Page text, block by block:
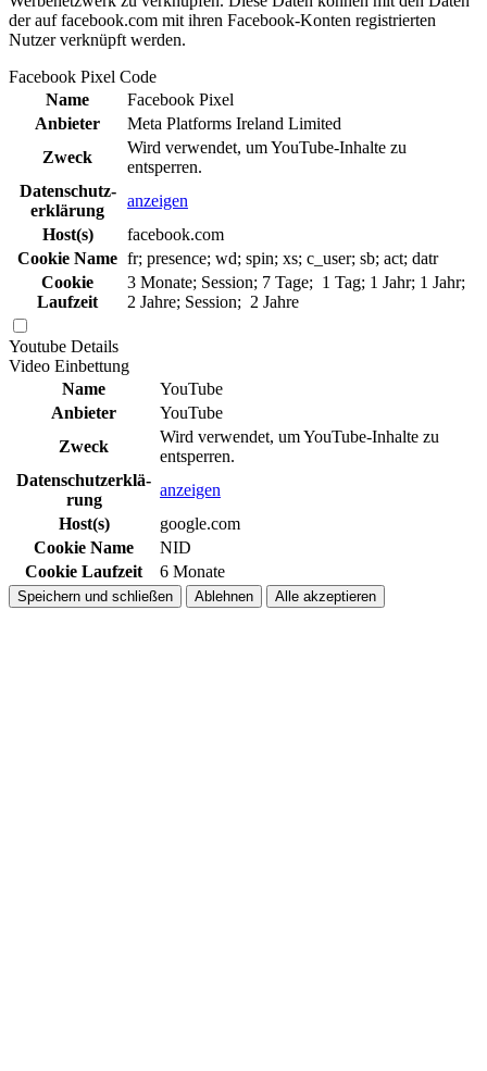
der auf facebook.com mit ihren Facebook-Konten registrierten
Nutzer verknüpft werden.
Facebook Pixel Code
Name
Facebook Pixel
Anbieter
Meta Platforms Ireland Limited
Zweck
Wird verwendet, um YouTube-Inhalte zu
entsperren.
Daten­schutz­
erklä­rung
anzeigen
Host(s)
facebook.com
Cookie Name fr; presence; wd; spin; xs; c_user; sb; act; datr
Cookie
Laufzeit
3 Monate; Session; 7 Tage; 1 Tag; 1 Jahr; 1 Jahr;
2 Jahre; Session; 2 Jahre
Youtube Details
Video Einbettung
Name
YouTube
Anbieter
YouTube
Zweck
Wird verwendet, um YouTube-Inhalte zu
entsperren.
Daten­schutz­erklä­
rung
anzeigen
Host(s)
google.com
Cookie Name
NID
Cookie Laufzeit
6 Monate
Speichern und schließen Ablehnen Alle akzeptieren